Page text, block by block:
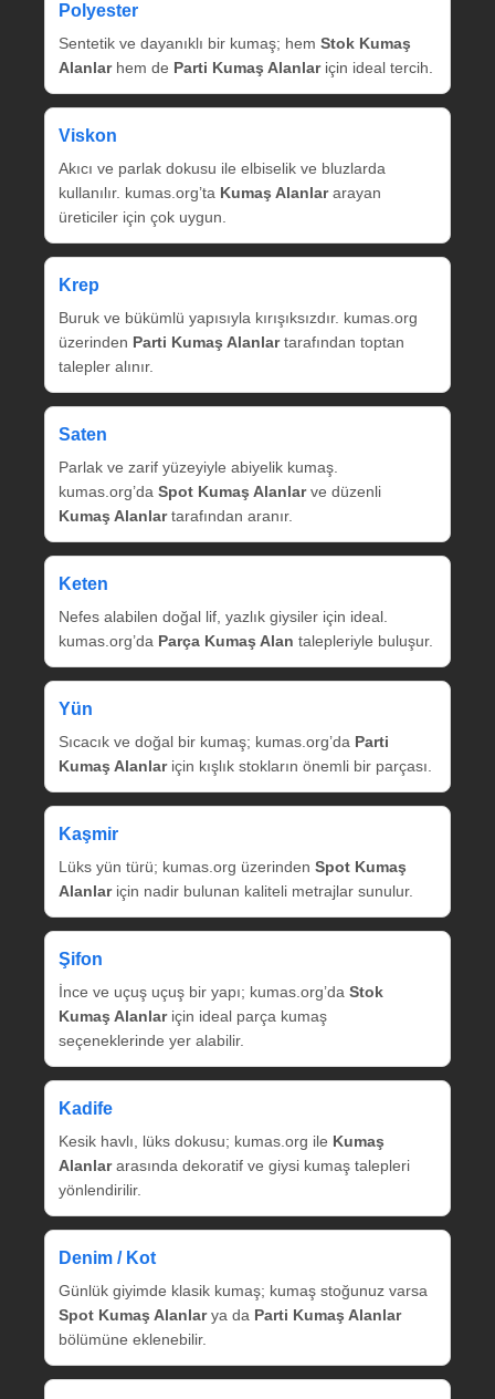
Polyester
Sentetik ve dayanıklı bir kumaş; hem Stok Kumaş
Alanlarhem de Parti Kumaş Alanlariçin ideal tercih.
Viskon
Akıcı ve parlak dokusu ile elbiselik ve bluzlarda
kullanılır. kumas.org’ta Kumaş Alanlararayan
üreticiler için çok uygun.
Krep
Buruk ve bükümlü yapısıyla kırışıksızdır. kumas.org
üzerinden Parti Kumaş Alanlartarafından toptan
talepler alınır.
Saten
Parlak ve zarif yüzeyiyle abiyelik kumaş.
kumas.org’da Spot Kumaş Alanlarve düzenli
Kumaş Alanlartarafından aranır.
Keten
Nefes alabilen doğal lif, yazlık giysiler için ideal.
kumas.org’da Parça Kumaş Alan talepleriyle buluşur.
Yün
Sıcacık ve doğal bir kumaş; kumas.org’da Parti
Kumaş Alanlariçin kışlık stokların önemli bir parçası.
Kaşmir
Lüks yün türü; kumas.org üzerinden Spot Kumaş
Alanlariçin nadir bulunan kaliteli metrajlar sunulur.
Şifon
İnce ve uçuş uçuş bir yapı; kumas.org’da Stok
Kumaş Alanlariçin ideal parça kumaş
seçeneklerinde yer alabilir.
Kadife
Kesik havlı, lüks dokusu; kumas.org ile Kumaş
Alanlararasında dekoratif ve giysi kumaş talepleri
yönlendirilir.
Denim / Kot
Günlük giyimde klasik kumaş; kumaş stoğunuz varsa
Spot Kumaş Alanlarya da Parti Kumaş Alanlar
bölümüne eklenebilir.